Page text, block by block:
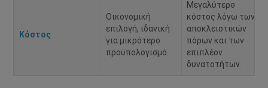
Κόστος
Οικονομική
επιλογή, ιδανική
για μικρότερο
προϋπολογισμό.
Μεγαλύτερο
κόστος λόγω των
αποκλειστικών
πόρων και των
επιπλέον
δυνατοτήτων.